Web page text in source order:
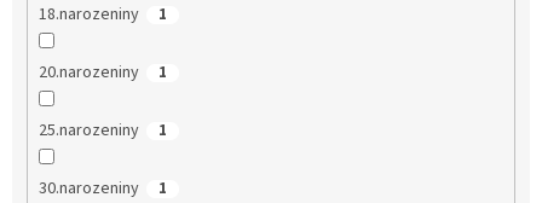
18.narozeniny 1
20.narozeniny 1
25.narozeniny 1
30.narozeniny 1